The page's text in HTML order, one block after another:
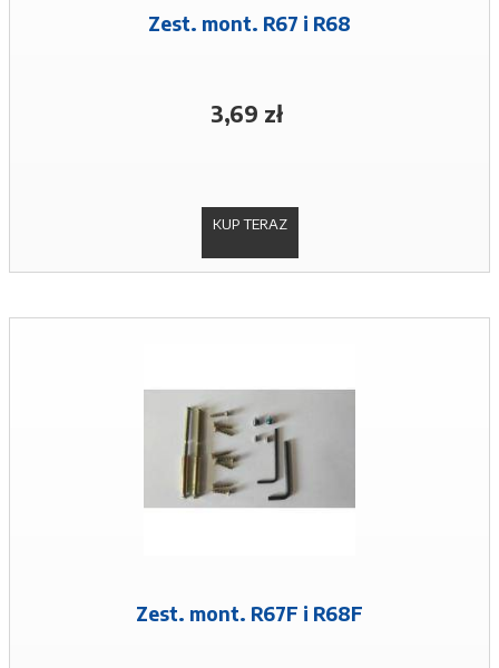
Zest. mont. R67 i R68
3,69 zł
KUP TERAZ
Zest. mont. R67F i R68F